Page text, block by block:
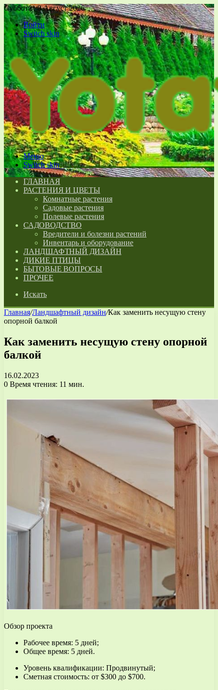
Суббота , 8 Август 2026
Войти
Switch skin
Меню
Switch skin
ГЛАВНАЯ
РАСТЕНИЯ И ЦВЕТЫ
Комнатные растения
Садовые растения
Полевые растения
САДОВОДСТВО
Вредители и болезни растений
Инвентарь и оборудование
ЛАНДШАФТНЫЙ ДИЗАЙН
ДИКИЕ ПТИЦЫ
БЫТОВЫЕ ВОПРОСЫ
ПРОЧЕЕ
Искать
Главная/Ландшафтный дизайн/Как заменить несущую стену
опорной балкой
Как заменить несущую стену опорной
балкой
16.02.2023
0 Время чтения: 11 мин.
Обзор проекта
Рабочее время: 5 дней;
Общее время: 5 дней.
Уровень квалификации: Продвинутый;
Сметная стоимость: от $300 до $700.